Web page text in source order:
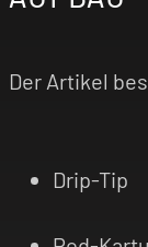
Der Artikel
Drip-Tip